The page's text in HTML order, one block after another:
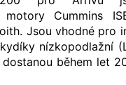
motory Cummins
Jsou vhodné pro
nízkopodlažní
během let